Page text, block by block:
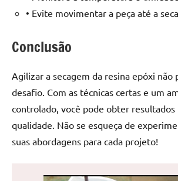
• Evite movimentar a peça até a
Conclusão
Agilizar a secagem da resina epóxi não
desafio. Com as técnicas certas e um
controlado, você pode obter resultados
qualidade. Não se esqueça de
suas abordagens para cada projeto!